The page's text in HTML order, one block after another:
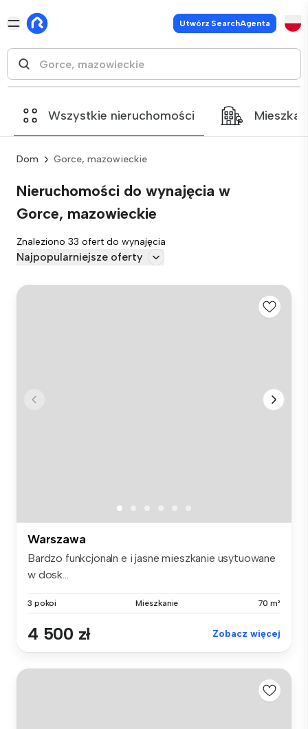
Utwórz SearchAgenta
Wszystkie nieruchomości
Dom Gorce, mazowieckie
Nieruchomości do wynajęcia w
Gorce, mazowieckie
Znaleziono 33 ofert do wynajęcia
Najpopularniejsze oferty
Warszawa
Bardzo funkcjonaln e i jasne mieszkanie usytuowane
w dosk...
3 pokoi Mieszkanie 70 m²
4 500 zł Zobacz więcej